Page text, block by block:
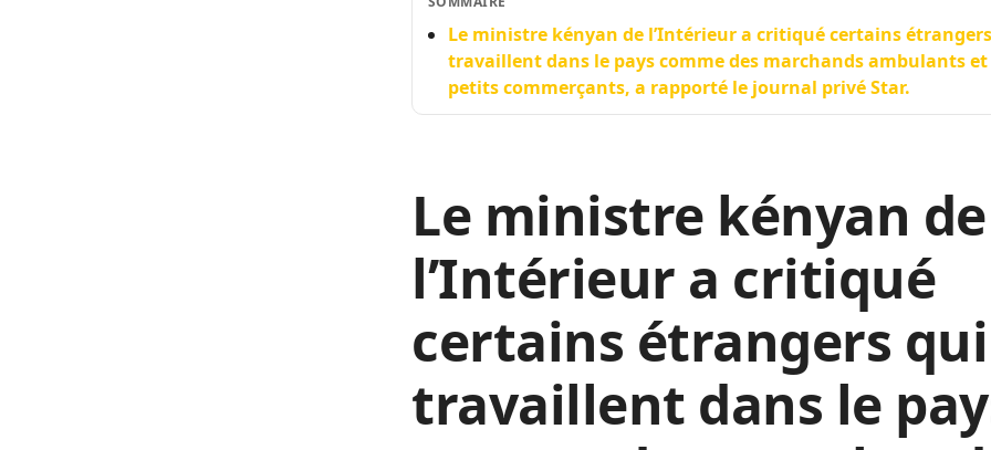
Le ministre kényan de l’Intérieur a critiqué certains
travaillent dans le pays comme des marchands ambulants et
petits commerçants, a rapporté le journal privé Star.
Le ministre kényan de
l’Intérieur a critiqué
certains étrangers qui
travaillent dans le